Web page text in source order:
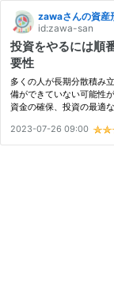
zawaさんの資産
id:zawa-san
投資をやるには順
要性
多くの人が長期分散積み
備ができていない可能性
資金の確保、投資の最適
2023-07-26 09:00